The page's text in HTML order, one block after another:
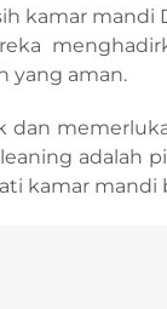
kamar mandi
yang aman.
dan
adalah
kamar mandi